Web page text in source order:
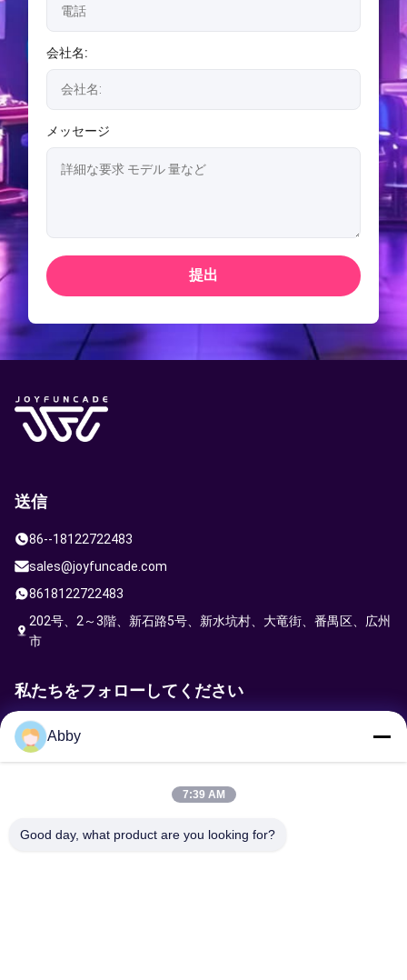
会社名:
メッセージ
提出
送信
86--18122722483
sales@joyfuncade.com
8618122722483
202号、2～3階、新石路5号、新水坑村、大竜街、番禺区、広州
市
私たちをフォローしてください
Abby
7:39 AM
Good day, what product are you looking for?